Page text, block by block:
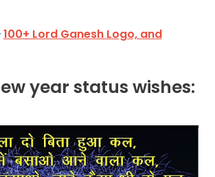
100+ Lord Ganesh Logo, and
year status wishes: